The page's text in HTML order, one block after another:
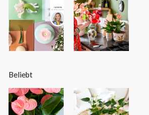
Beliebt